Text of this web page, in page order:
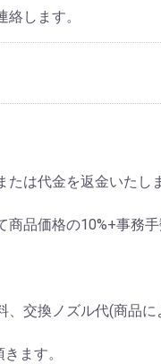
します。
は代金を返金いたし
商品価格の10%+事務
、交換ノズル代(商品
ます。